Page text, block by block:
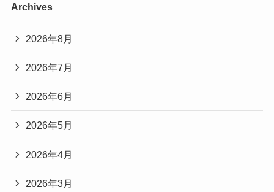
Archives
2026年8月
2026年7月
2026年6月
2026年5月
2026年4月
2026年3月